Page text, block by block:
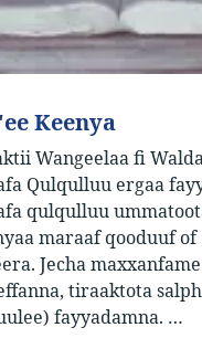
Keenya
Wangeelaa fi
Qulqulluu ergaa
qulqulluu
maraaf qooduuf of
Jecha
tiraaktota
fayyadamna. …